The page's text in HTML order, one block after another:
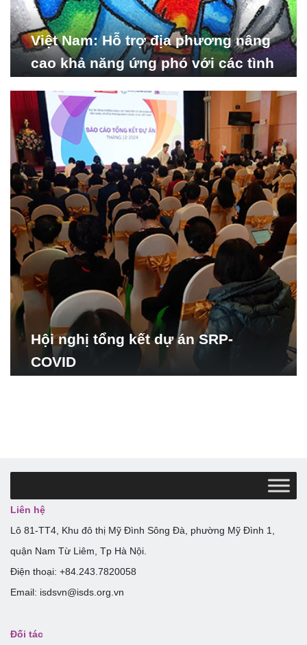
Việt Nam: Hỗ trợ địa phương nâng
cao khả năng ứng phó với các tình
Hội nghị tổng kết dự án SRP-
COVID
Liên hệ
Lô 81-TT4, Khu đô thị Mỹ Đình Sông Đà, phường Mỹ Đình 1,
quận Nam Từ Liêm, Tp Hà Nội.
Điện thoại: +84.243.7820058
Email: isdsvn@isds.org.vn
Đối tác